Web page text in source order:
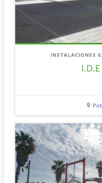
INSTALACIONES